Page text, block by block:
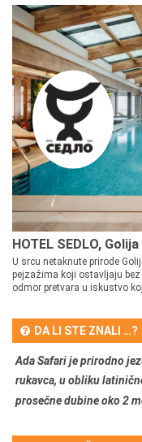
HOTEL SEDLO, Golija
U srcu netaknute prirode
pejzažima koji ostavljaju
odmor pretvara u iskustvo
DA LI STE ZNALI …?
Ada Safari je prirodno
rukavca, u obliku
prosečne dubine oko 2